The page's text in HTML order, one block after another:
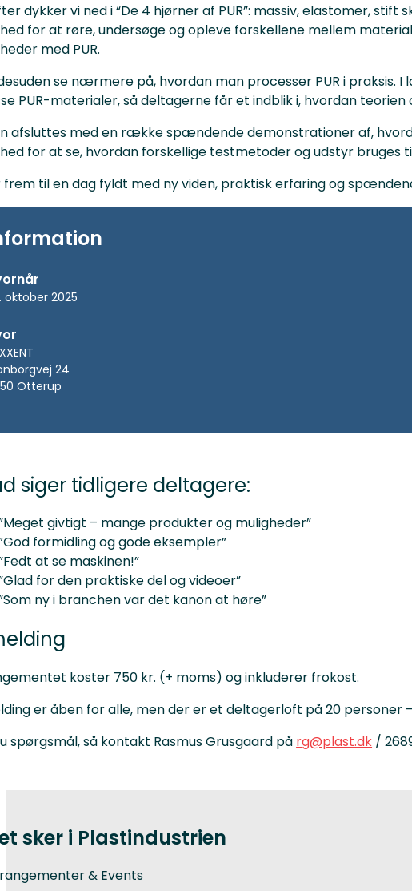
dykker vi ned i “De 4 hjørner af PUR”: massiv, elastomer,
for at røre, undersøge og opleve forskellene mellem
med PUR.
se nærmere på, hvordan man processer PUR i
PUR-materialer, så deltagerne får et indblik i, hvordan
afsluttes med en række spændende demonstrationer af,
for at se, hvordan forskellige testmetoder og udstyr bruges
frem til en dag fyldt med ny viden, praktisk erfaring og
oktober 2025
24
Otterup
siger tidligere deltagere:
givtigt – mange produkter og muligheder”
formidling og gode eksempler”
at se maskinen!”
for den praktiske del og videoer”
ny i branchen var det kanon at høre”
koster 750 kr. (+ moms) og inkluderer frokost.
er åben for alle, men der er et deltagerloft på 20 personer
spørgsmål, så kontakt Rasmus Grusgaard på rg@plast.dk /
sker i Plastindustrien
& Events